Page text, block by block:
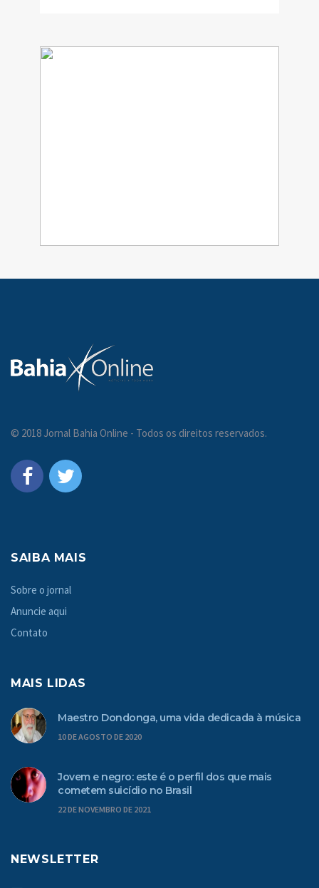
© 2018 Jornal Bahia Online - Todos os direitos reservados.
SAIBA MAIS
Sobre o jornal
Anuncie aqui
Contato
MAIS LIDAS
Maestro Dondonga, uma vida dedicada à música
10 DE AGOSTO DE 2020
Jovem e negro: este é o perfil dos que mais
cometem suicídio no Brasil
22 DE NOVEMBRO DE 2021
NEWSLETTER